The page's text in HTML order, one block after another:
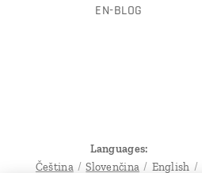
EN-BLOG
Languages
Čeština
Slovenčina English